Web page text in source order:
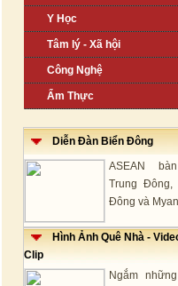
Y Học
Tâm lý - Xã hội
Công Nghệ
Ẩm Thực
Diễn Đàn Biển Đông
ASEAN
Trung Đông,
Đông và
Hình Ảnh Quê Nhà -
Clip
Ngắm